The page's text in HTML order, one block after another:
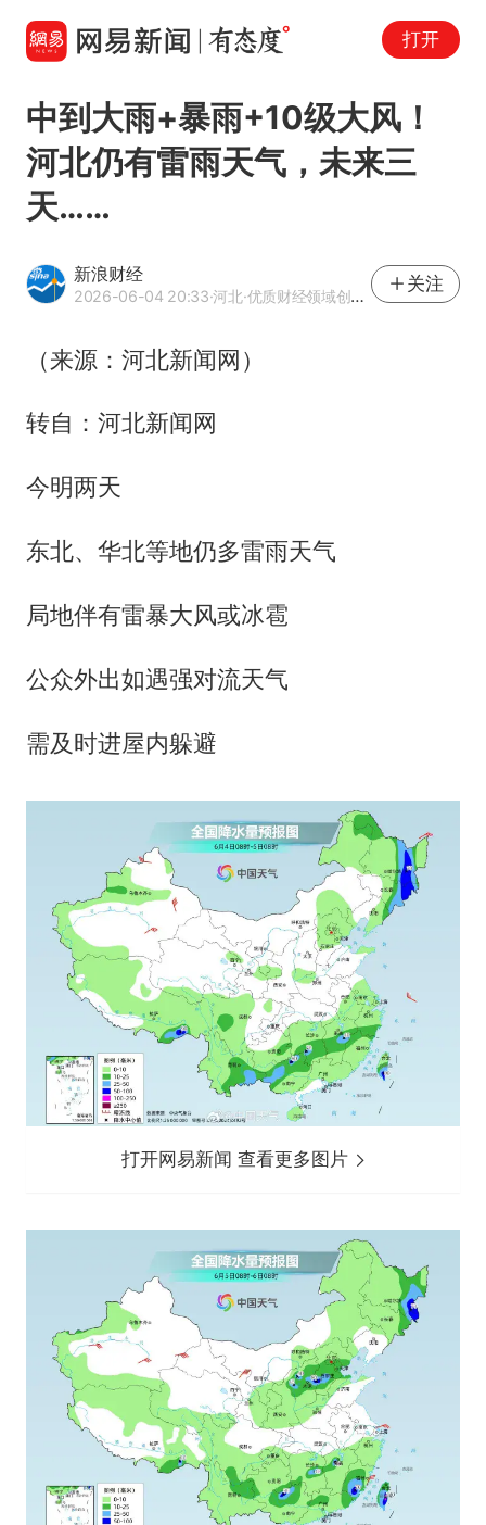
打开
中到大雨+暴雨+10级大风！
河北仍有雷雨天气，未来三
天……
新浪财经
2026-06-04 20:33·河北·优质财经领域创作者
关注
（来源：河北新闻网）
转自：河北新闻网
今明两天
东北、华北等地仍多雷雨天气
局地伴有雷暴大风或冰雹
公众外出如遇强对流天气
需及时进屋内躲避
打开网易新闻 查看更多图片